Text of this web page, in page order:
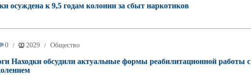
осуждена к 9,5 годам колонии за сбыт наркотиков
0 / 2029 / Общество
Находки обсудили актуальные формы реабилитационной работы с